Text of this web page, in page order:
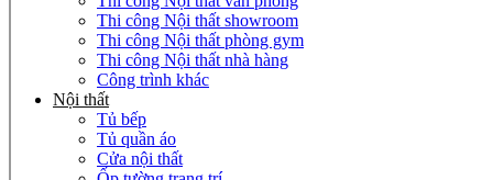
Thi công Nội thất showroom
Thi công Nội thất phòng gym
Thi công Nội thất nhà hàng
Công trình khác
Nội thất
Tủ bếp
Tủ quần áo
Cửa nội thất